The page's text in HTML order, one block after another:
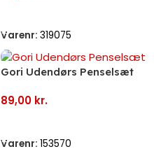
Varenr: 319075
Gori Udendørs Penselsæt
89,00 kr.
Varenr: 153570